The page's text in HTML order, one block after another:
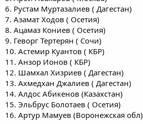
6. Рустам Муртазалиев ( Дагестан)
7. Азамат Ходов ( Осетия)
8. Ацамаз Кониев ( Осетия)
9. Геворг Тертерян ( Сочи)
10. Астемир Куантов ( КБР)
11. Анзор Ионов ( КБР)
12. Шамхал Хизриев ( Дагестан)
13. Ахмедхан Джалиев ( Дагестан)
14. Алдос Абикенов (Казахстан)
15. Эльбрус Болотаев ( Осетия)
16. Артур Мамуев (Воронежская обл)